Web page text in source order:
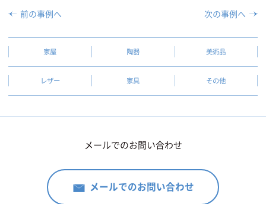
前の事例へ 次の事例へ
家屋 陶器 美術品
レザー 家具 その他
メールでのお問い合わせ
メールでのお問い合わせ